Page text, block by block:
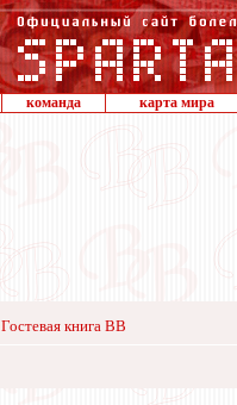
команда карта мира
Гостевая книга ВВ